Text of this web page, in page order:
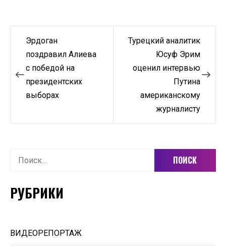
Навигация
записям
Эрдоган
поздравил Алиева
с победой на
президентских
выборах
Турецкий аналитик
Юсуф Эрим
оценил интервью
Путина
американскому
журналисту
Найти:
РУБРИКИ
ВИДЕОРЕПОРТАЖ